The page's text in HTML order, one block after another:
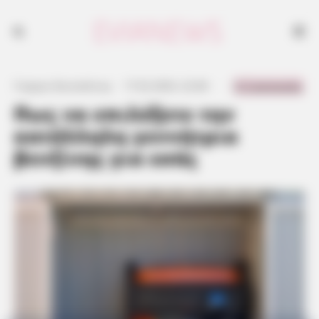
Πως να επιλέξετε την
κατάλληλη γεννήτρια
βενζίνης για εσάς